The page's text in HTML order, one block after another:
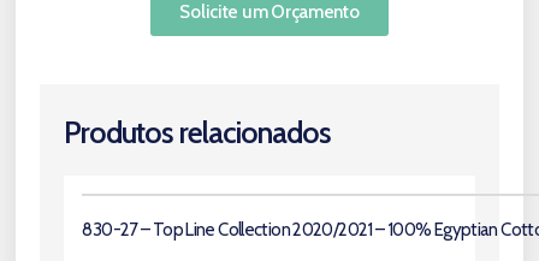
Solicite um Orçamento
Produtos relacionados
830-27 – Top Line Collection 2020/2021 – 100% Egyptian